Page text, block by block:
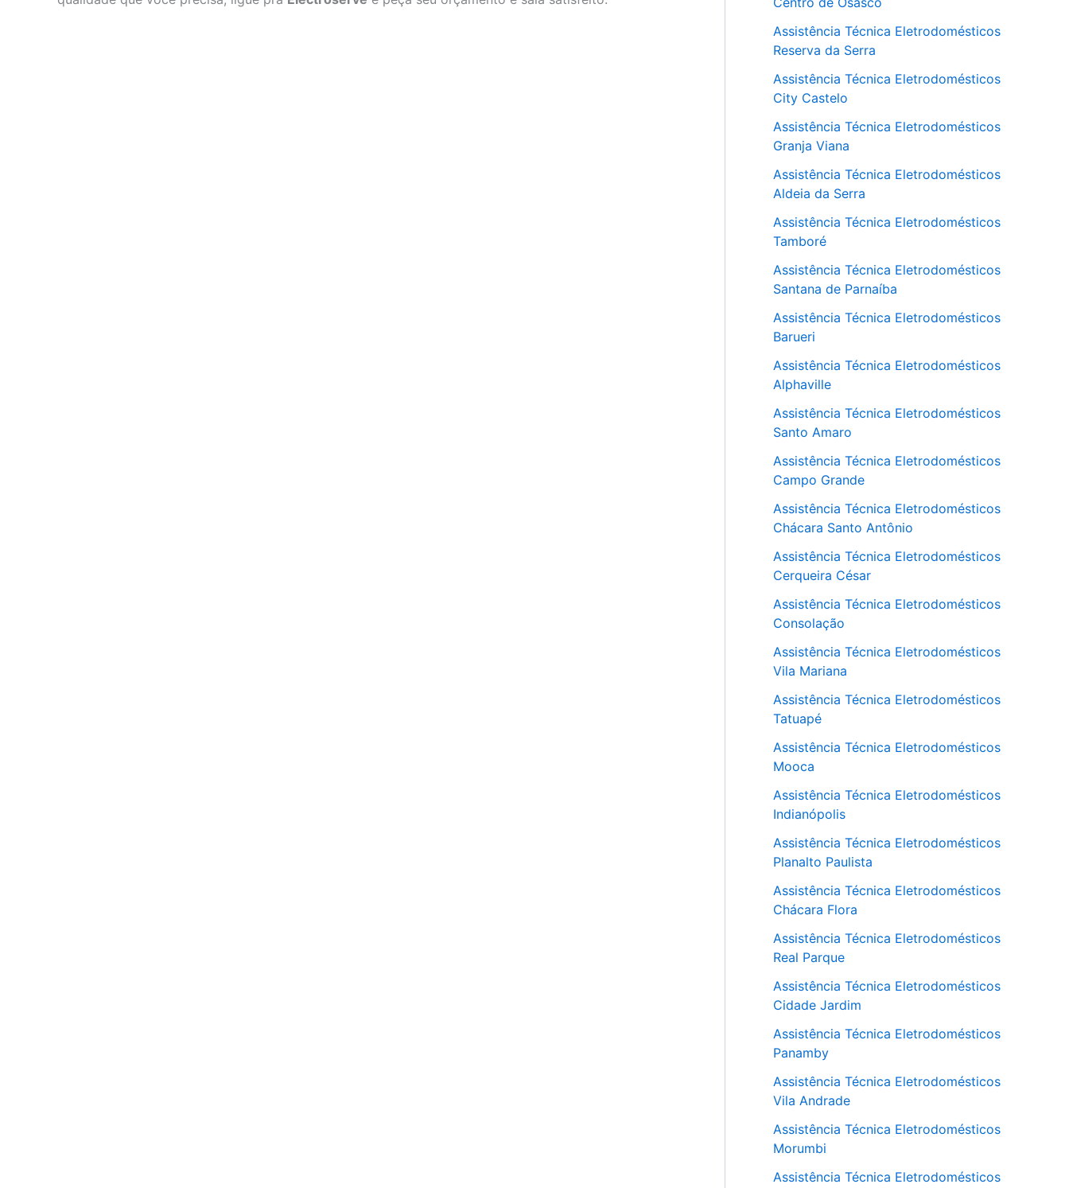
Assistência Técnica Eletrodomésticos
Reserva da Serra
Assistência Técnica Eletrodomésticos
City Castelo
Assistência Técnica Eletrodomésticos
Granja Viana
Assistência Técnica Eletrodomésticos
Aldeia da Serra
Assistência Técnica Eletrodomésticos
Tamboré
Assistência Técnica Eletrodomésticos
Santana de Parnaíba
Assistência Técnica Eletrodomésticos
Barueri
Assistência Técnica Eletrodomésticos
Alphaville
Assistência Técnica Eletrodomésticos
Santo Amaro
Assistência Técnica Eletrodomésticos
Campo Grande
Assistência Técnica Eletrodomésticos
Chácara Santo Antônio
Assistência Técnica Eletrodomésticos
Cerqueira César
Assistência Técnica Eletrodomésticos
Consolação
Assistência Técnica Eletrodomésticos
Vila Mariana
Assistência Técnica Eletrodomésticos
Tatuapé
Assistência Técnica Eletrodomésticos
Mooca
Assistência Técnica Eletrodomésticos
Indianópolis
Assistência Técnica Eletrodomésticos
Planalto Paulista
Assistência Técnica Eletrodomésticos
Chácara Flora
Assistência Técnica Eletrodomésticos
Real Parque
Assistência Técnica Eletrodomésticos
Cidade Jardim
Assistência Técnica Eletrodomésticos
Panamby
Assistência Técnica Eletrodomésticos
Vila Andrade
Assistência Técnica Eletrodomésticos
Morumbi
Assistência Técnica Eletrodomésticos